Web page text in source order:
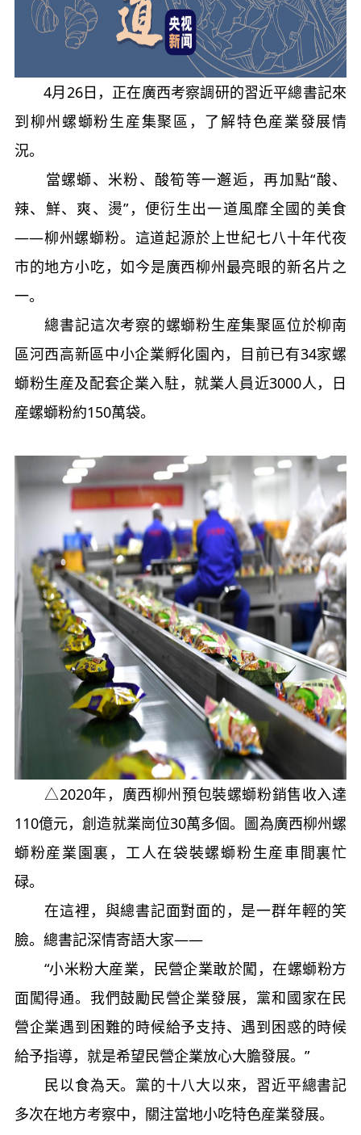
4月26日，正在廣西考察調研的習近平總書記來
到柳州螺螄粉生産集聚區，了解特色産業發展情
況。
當螺螄、米粉、酸筍等一邂逅，再加點“酸、
辣、鮮、爽、燙”，便衍生出一道風靡全國的美食
——柳州螺螄粉。這道起源於上世紀七八十年代夜
市的地方小吃，如今是廣西柳州最亮眼的新名片之
一。
總書記這次考察的螺螄粉生産集聚區位於柳南
區河西高新區中小企業孵化園內，目前已有34家螺
螄粉生産及配套企業入駐，就業人員近3000人，日
産螺螄粉約150萬袋。
△2020年，廣西柳州預包裝螺螄粉銷售收入達
110億元，創造就業崗位30萬多個。圖為廣西柳州螺
螄粉産業園裏，工人在袋裝螺螄粉生産車間裏忙
碌。
在這裡，與總書記面對面的，是一群年輕的笑
臉。總書記深情寄語大家——
“小米粉大産業，民營企業敢於闖，在螺螄粉方
面闖得通。我們鼓勵民營企業發展，黨和國家在民
營企業遇到困難的時候給予支持、遇到困惑的時候
給予指導，就是希望民營企業放心大膽發展。”
民以食為天。黨的十八大以來，習近平總書記
多次在地方考察中，關注當地小吃特色産業發展。